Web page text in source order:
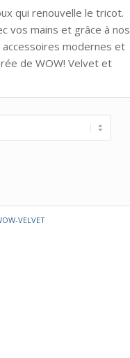
qui renouvelle le tricot.
vos mains et grâce à nos
modernes et
de WOW! Velvet et
VELVET